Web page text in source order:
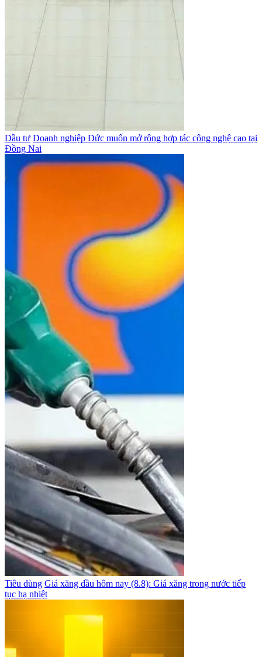
Đầu tư Doanh nghiệp Đức muốn mở rộng hợp tác công nghệ cao tại
Đồng Nai
Tiêu dùng Giá xăng dầu hôm nay (8.8): Giá xăng trong nước tiếp
tục hạ nhiệt